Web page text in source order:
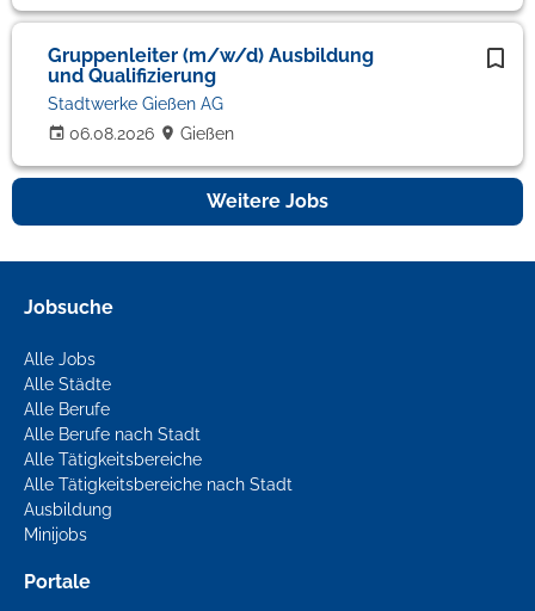
Gruppenleiter (m/w/d) Ausbildung
und Qualifizierung
06.08.2026
Stadtwerke Gießen AG
Gießen
Weitere Jobs
Jobsuche
Alle Jobs
Alle Städte
Alle Berufe
Alle Berufe nach Stadt
Alle Tätigkeitsbereiche
Alle Tätigkeitsbereiche nach Stadt
Ausbildung
Minijobs
Portale